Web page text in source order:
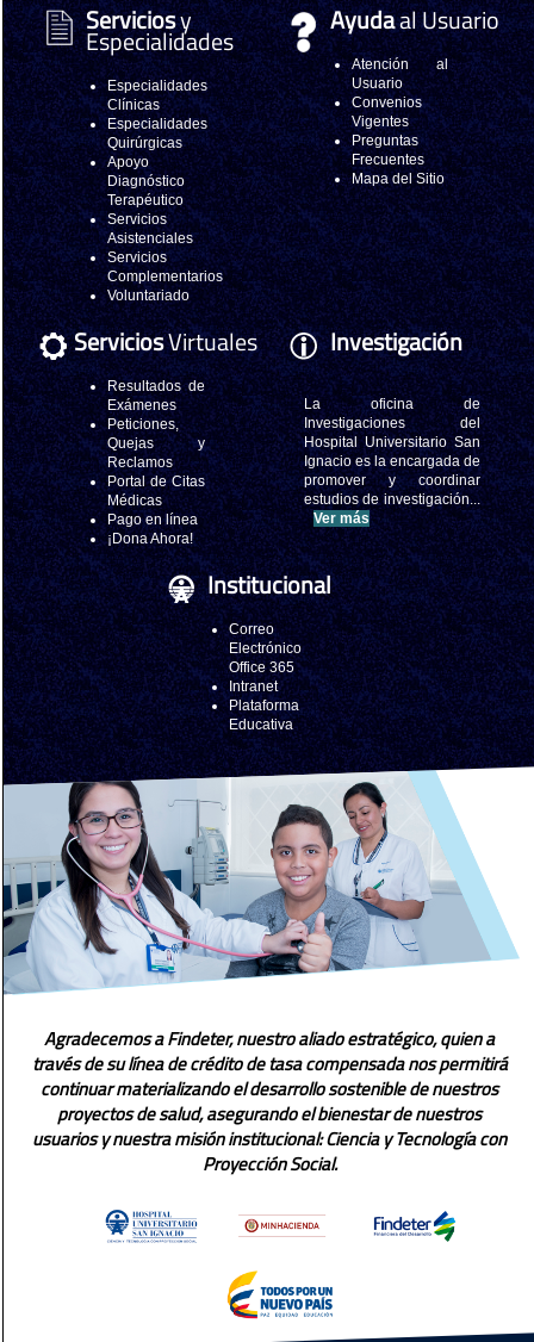
Serviciosy
Especialidades
Especialidades
Clínicas
Especialidades
Quirúrgicas
Apoyo
Diagnóstico
Terapéutico
Servicios
Asistenciales
Servicios
Complementarios
Voluntariado
Ayudaal Usuario
Atención al
Usuario
Convenios
Vigentes
Preguntas
Frecuentes
Mapa del Sitio
ServiciosVirtuales
Resultados de
Exámenes
Peticiones,
Quejas y
Reclamos
Portal de Citas
Médicas
Pago en línea
¡Dona Ahora!
Investigación
La oficina de
Investigaciones del
Hospital Universitario San
Ignacio es la encargada de
promover y coordinar
estudios de investigación...
Ver más
Institucional
Correo
Electrónico
Office 365
Intranet
Plataforma
Educativa
Agradecemos a Findeter, nuestro aliado estratégico, quien a
través de su línea de crédito de tasa compensada nos permitirá
continuar materializando el desarrollo sostenible de nuestros
proyectos de salud, asegurando el bienestar de nuestros
usuarios y nuestra misión institucional: Ciencia y Tecnología con
Proyección Social.